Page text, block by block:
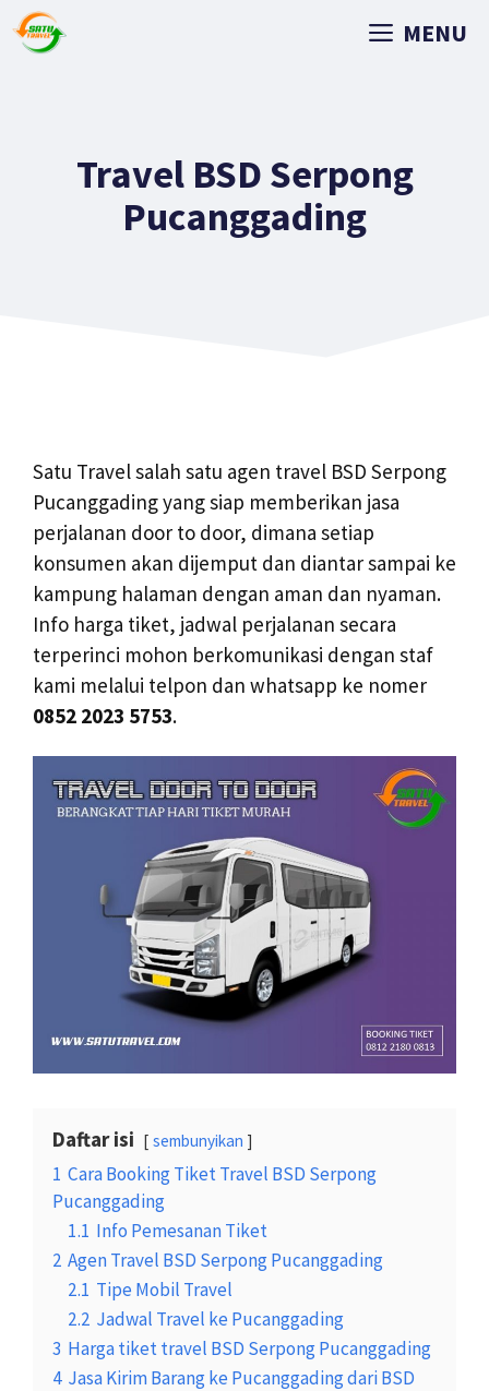
MENU
Travel BSD Serpong
Pucanggading
Satu Travel salah satu agen travel BSD Serpong
Pucanggading yang siap memberikan jasa
perjalanan door to door, dimana setiap
konsumen akan dijemput dan diantar sampai ke
kampung halaman dengan aman dan nyaman.
Info harga tiket, jadwal perjalanan secara
terperinci mohon berkomunikasi dengan staf
kami melalui telpon dan whatsapp ke nomer
0852 2023 5753.
Daftar isi sembunyikan
1 Cara Booking Tiket Travel BSD Serpong
Pucanggading
1.1 Info Pemesanan Tiket
2 Agen Travel BSD Serpong Pucanggading
2.1 Tipe Mobil Travel
2.2 Jadwal Travel ke Pucanggading
3 Harga tiket travel BSD Serpong Pucanggading
4 Jasa Kirim Barang ke Pucanggading dari BSD